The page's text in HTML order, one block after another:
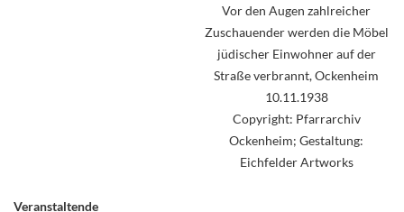
Vor den Augen zahlreicher
Zuschauender werden die Möbel
jüdischer Einwohner auf der
Straße verbrannt, Ockenheim
10.11.1938
Copyright: Pfarrarchiv
Ockenheim; Gestaltung:
Eichfelder Artworks
Veranstaltende